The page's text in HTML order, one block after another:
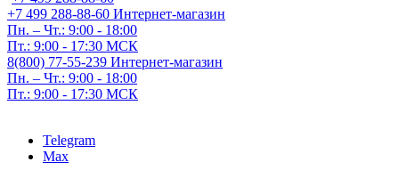
+7 499 288-88-60 Интернет-магазин
Пн. – Чт.: 9:00 - 18:00
Пт.: 9:00 - 17:30 МСК
8(800) 77-55-239 Интернет-магазин
Пн. – Чт.: 9:00 - 18:00
Пт.: 9:00 - 17:30 МСК
Telegram
Max